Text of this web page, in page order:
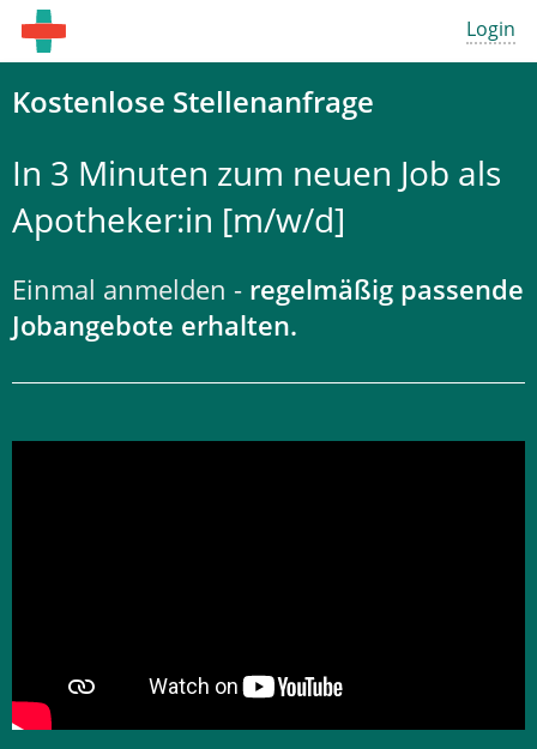
Login
Kostenlose Stellenanfrage
In 3 Minuten zum neuen Job als
Apotheker:in [m/w/d]
Einmal anmelden - regelmäßig passende
Jobangebote erhalten.